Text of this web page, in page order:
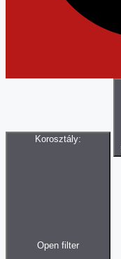
Korosztály:
Open filter